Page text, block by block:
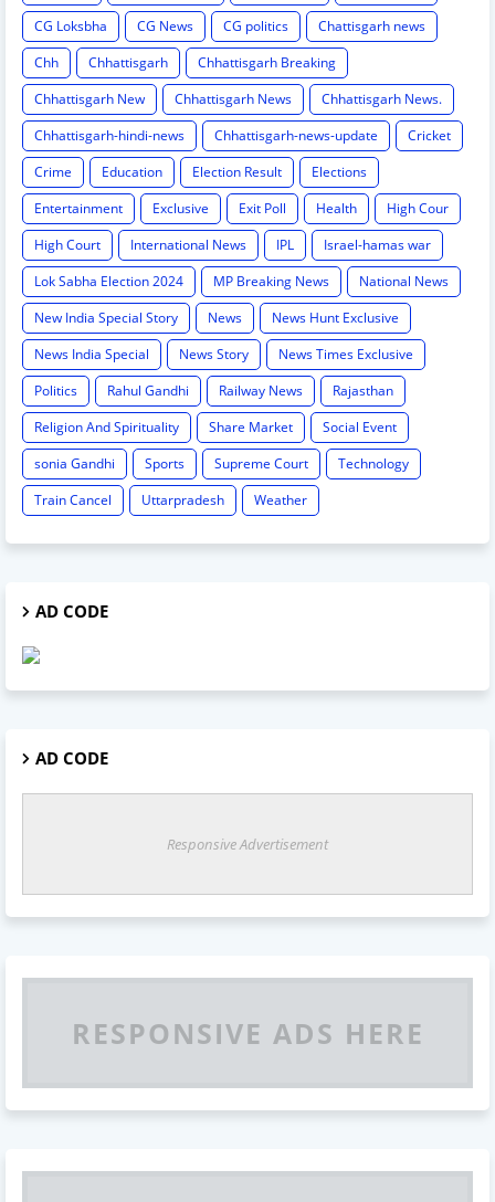
CG Loksbha
CG News CG politics
Chattisgarh news
Chh
Chhattisgarh
Chhattisgarh Breaking
Chhattisgarh New
Chhattisgarh News
Chhattisgarh News.
Chhattisgarh-hindi-news
Chhattisgarh-news-update
Cricket
Crime
Education Election Result
Elections
Entertainment
Exclusive Exit Poll Health
High Cour
High Court
International News IPL
Israel-hamas war
Lok Sabha Election 2024
MP Breaking News
National News
New India Special Story
News
News Hunt Exclusive
News India Special
News Story
News Times Exclusive
Politics
Rahul Gandhi Railway News
Rajasthan
Religion And Spirituality
Share Market
Social Event
sonia Gandhi
Sports Supreme Court
Technology
Train Cancel
Uttarpradesh Weather
AD CODE
AD CODE
Responsive Advertisement
RESPONSIVE ADS HERE